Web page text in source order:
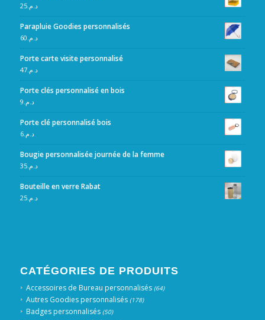
د.م.25
Parapluie Goodies personnalisés
د.م. 60
Porte carte visite personnalisé
د.م.47
Porte clés personnalisé en bois
د.م. 9
Porte clé personnalisé bois
د.م.6
Bougie personnalisée journée de la femme
د.م.35
Bouteille en verre Rabat
د.م.25
CATÉGORIES DE PRODUITS
Accessoires de Bureau personnalisés (64)
Autres Goodies personnalisés (178)
Badges personnalisés (50)